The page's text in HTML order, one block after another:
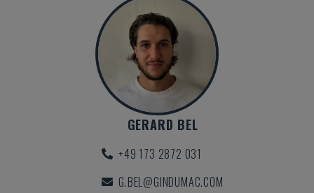
GERARD BEL
+49 173 2872 031
G.BEL@GINDUMAC.COM